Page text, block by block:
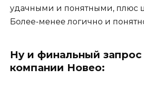
удачными и понятными, плюс
Более-менее логично и
Ну и финальный запрос
компании Новео: